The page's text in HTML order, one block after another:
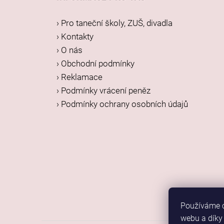
Používáme
webu a
› Pro taneční školy, ZUŠ, divadla
› Kontakty
› O nás
› Obchodní podmínky
› Reklamace
› Podmínky vrácení peněz
› Podmínky ochrany osobních údajů